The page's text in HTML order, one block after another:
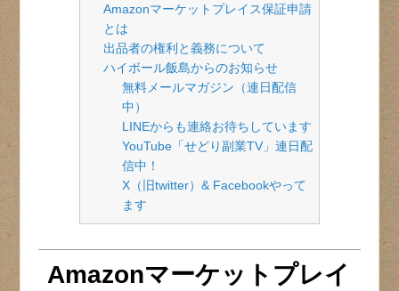
Amazonマーケットプレイス保証申請
とは
出品者の権利と義務について
ハイボール飯島からのお知らせ
無料メールマガジン（連日配信
中）
LINEからも連絡お待ちしています
YouTube「せどり副業TV」連日配
信中！
X（旧twitter）& Facebookやって
ます
Amazonマーケットプレイ